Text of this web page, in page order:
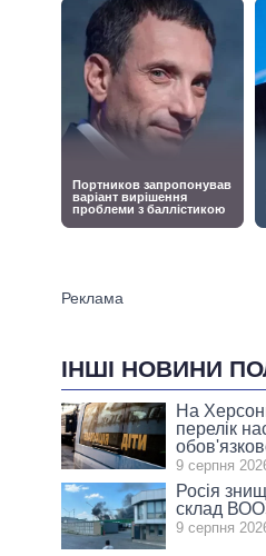
ІНШІ НОВИНИ
На
перелік
9 серпня
Росія
склад
9 серпня